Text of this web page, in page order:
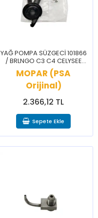
YAĞ POMPA SÜZGECİ 101866
/ BRLNGO C3 C4 CELYSEE
NEMO 206 207 208 3008 301
307 308 BPPR PRTNR RFTR
MOPAR (PSA
Orijinal)
2.366,12 TL
Sepete Ekle